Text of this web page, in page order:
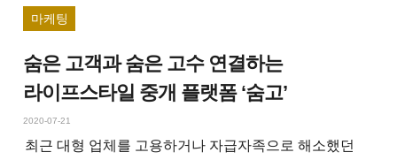
마케팅
숨은 고객과 숨은 고수 연결하는
라이프스타일 중개 플랫폼 ‘숨고’
2020-07-21
최근 대형 업체를 고용하거나 자급자족으로 해소했던